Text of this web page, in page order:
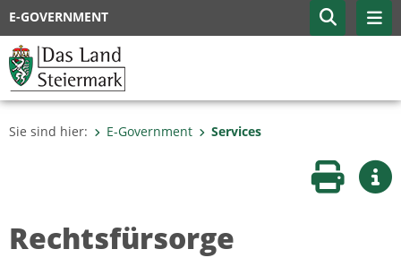
E-GOVERNMENT
Sie sind hier: E-Government Services
Seite
Rechtsfürsorge